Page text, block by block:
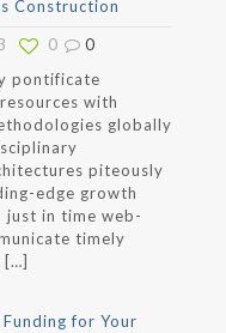
Construction
0
0
pontificate
with
globally
piteously
edge growth
just in time web-
timely
[…]
for Your